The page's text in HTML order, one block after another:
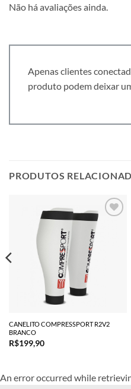
Não há avaliações ainda.
Apenas clientes
produto podem deixar
PRODUTOS
CANELITO COMPRESSPORT R2V2
BRANCO
R$199,90
An error occurred while